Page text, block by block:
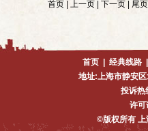
首页 | 上一页 | 下一页 |
首页 经典线路
地址:上海市静安
投诉热
许
©版权所有 上